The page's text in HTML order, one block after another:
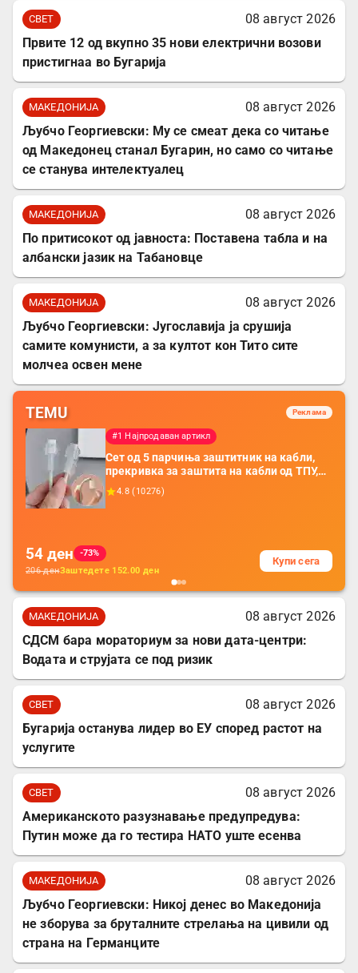
СВЕТ
08 август 2026
Првите 12 од вкупно 35 нови електрични возови
пристигнаа во Бугарија
МАКЕДОНИЈА
08 август 2026
Љубчо Георгиевски: Му се смеат дека со читање
од Македонец станал Бугарин, но само со читање
се станува интелектуалец
МАКЕДОНИЈА
08 август 2026
По притисокот од јавноста: Поставена табла и на
албански јазик на Табановце
МАКЕДОНИЈА
08 август 2026
Љубчо Георгиевски: Југославија ја срушија
самите комунисти, а за култот кон Тито сите
молчеа освен мене
TEMU Реклама
#1 Најпродаван артикл
Сет од 5 парчиња заштитник на кабли,
прекривка за заштита на кабли од ТПУ,
додатоци за заштита на кабли, без
батерија, за мобилни телефони, комплет
4.8 (10276)
54 ден
-73%
206денЗаштедете 152.00 ден
Купи сега
МАКЕДОНИЈА
08 август 2026
СДСМ бара мораториум за нови дата-центри:
Водата и струјата се под ризик
СВЕТ
08 август 2026
Бугарија останува лидер во ЕУ според растот на
услугите
СВЕТ
08 август 2026
Американското разузнавање предупредува:
Путин може да го тестира НАТО уште есенва
МАКЕДОНИЈА
08 август 2026
Љубчо Георгиевски: Никој денес во Македонија
не зборува за бруталните стрелања на цивили од
страна на Германците